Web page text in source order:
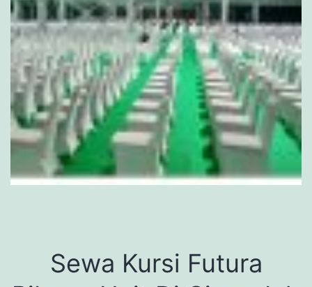
Sewa Kursi Futura